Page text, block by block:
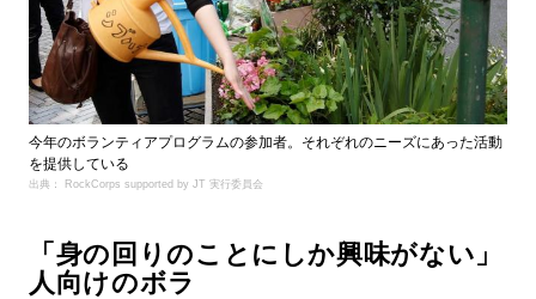
今年のボランティアプログラムの参加者。それぞれのニーズにあった活動
を提供している
出典： RockCorps supported by JT 実行委員会
「身の回りのことにしか興味がない」
人向けのボラ